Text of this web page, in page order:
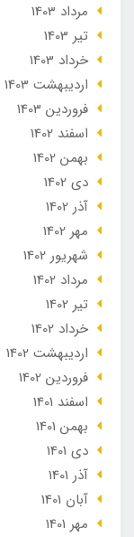
مرداد 1403
تير 1403
خرداد 1403
ارديبهشت 1403
فروردین 1403
اسفند 1402
بهمن 1402
دی 1402
آذر 1402
مهر 1402
شهریور 1402
مرداد 1402
تير 1402
خرداد 1402
ارديبهشت 1402
فروردین 1402
اسفند 1401
بهمن 1401
دی 1401
آذر 1401
آبان 1401
مهر 1401